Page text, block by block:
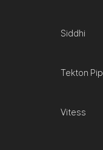
Siddhi
Tekton
Vitess